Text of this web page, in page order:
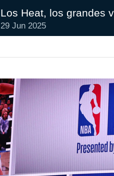
Los Heat, los grandes
29 Jun 2025